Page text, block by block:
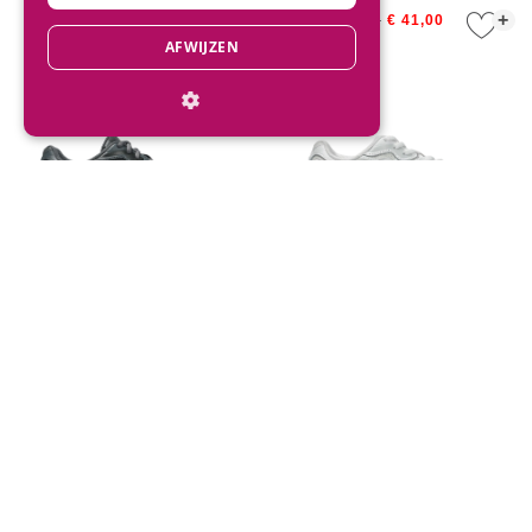
+
€ 59,95 € 41,00
AFWIJZEN